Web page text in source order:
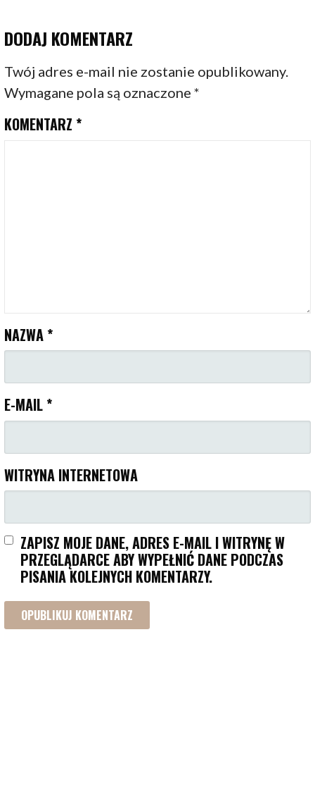
DODAJ KOMENTARZ
Twój adres e-mail nie zostanie opublikowany.
Wymagane pola są oznaczone*
KOMENTARZ *
NAZWA *
E-MAIL *
WITRYNA INTERNETOWA
ZAPISZ MOJE DANE, ADRES E-MAIL I WITRYNĘ W
PRZEGLĄDARCE ABY WYPEŁNIĆ DANE PODCZAS
PISANIA KOLEJNYCH KOMENTARZY.